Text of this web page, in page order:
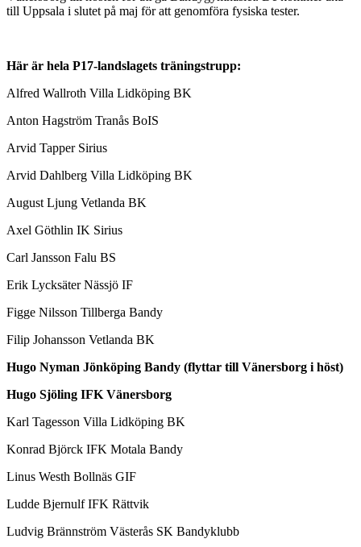
till Uppsala i slutet på maj för att genomföra fysiska tester.
Här är hela P17-landslagets träningstrupp:
Alfred Wallroth Villa Lidköping BK
Anton Hagström Tranås BoIS
Arvid Tapper Sirius
Arvid Dahlberg Villa Lidköping BK
August Ljung Vetlanda BK
Axel Göthlin IK Sirius
Carl Jansson Falu BS
Erik Lycksäter Nässjö IF
Figge Nilsson Tillberga Bandy
Filip Johansson Vetlanda BK
Hugo Nyman Jönköping Bandy (flyttar till Vänersborg i höst)
Hugo Sjöling IFK Vänersborg
Karl Tagesson Villa Lidköping BK
Konrad Björck IFK Motala Bandy
Linus Westh Bollnäs GIF
Ludde Bjernulf IFK Rättvik
Ludvig Brännström Västerås SK Bandyklubb